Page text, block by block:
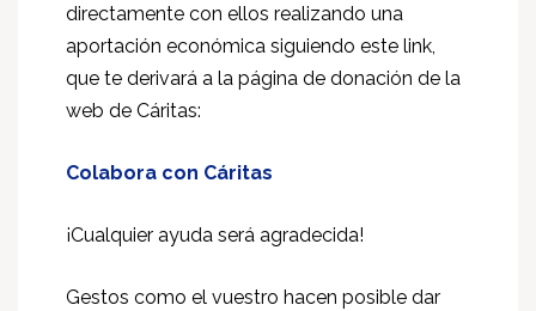
directamente con ellos realizando una
aportación económica siguiendo este link,
que te derivará a la página de donación de la
web de Cáritas:
Colabora con Cáritas
¡Cualquier ayuda será agradecida!
Gestos como el vuestro hacen posible dar